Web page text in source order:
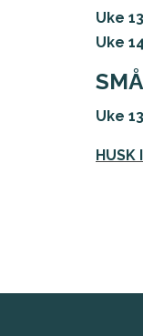
Uke
Uke
Uke
HUSK